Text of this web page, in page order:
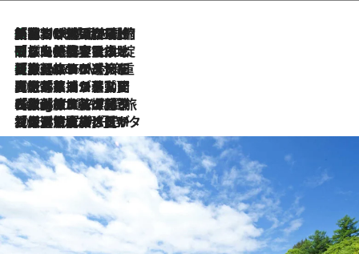
2026.8.6
「荷物が増えるほど旅ストレスは増す」美容ジャーナリストがたどり着いた最終結論。“化粧品を劇的に減らす”感動の凝縮美容とは
2026.8.6
「旅先には金髪ウィッグを持参」日本と同じメイクでは損してる!? 美容ジャーナリストが提案する“掟破りの旅美容”とは
2026.8.6
【厳選旅コスメ】「身軽さ＆UV対策重視！」ヘアアーティストshucoが選んだ夏旅ベストコスメを発表【Mサイズジップ】
2026.8.5
【厳選旅コスメ】国内をあちこち移動する河井菜摘が選んだ夏旅ベストコスメ発表！「リラックスアイテムはマスト」【Mサイズジップ】
2026.8.4
【厳選旅コスメ】「紫外線＆乾燥対策しながらメイク感も！」ヘア＆メイクGeorgeが選んだ夏旅ベストコスメを発表！【Mサイズジップ】
2026.8.3
【厳選旅コスメ】「保湿もタイパ重視！」“サウナ好き”タレント清水みさとが愛用する夏旅ベストコスメを発表！【Mサイズジップ】